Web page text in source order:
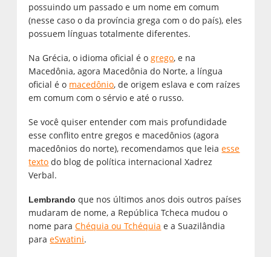
possuindo um passado e um nome em comum
(nesse caso o da província grega com o do país), eles
possuem línguas totalmente diferentes.
Na Grécia, o idioma oficial é ogrego, e na
Macedônia, agora Macedônia do Norte, a língua
oficial é o macedônio, de origem eslava e com raízes
em comum com o sérvio e até o russo.
Se você quiser entender com mais profundidade
esse conflito entre gregos e macedônios (agora
macedônios do norte), recomendamos que leiaesse
texto do blog de política internacional Xadrez
Verbal.
Lembrando que nos últimos anos dois outros países
mudaram de nome, a República Tcheca mudou o
nome paraChéquia ou Tchéquia e a Suazilândia
paraeSwatini.